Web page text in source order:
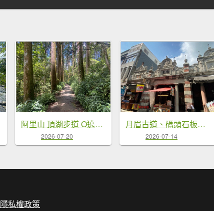
阿里山 頂湖步道 O遶一圈
2026-07-20
月眉古道、碼頭石板古道、大溪河濱步道 O型一圈
2026-07-14
隱私權政策